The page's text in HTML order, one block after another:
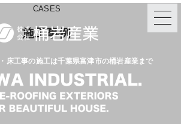
床工事の施工は千葉県富津市の桶岩産業まで
CASES
施工事例